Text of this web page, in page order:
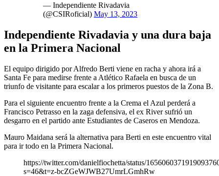
— Independiente Rivadavia
(@CSIRoficial) May 13, 2023
Independiente Rivadavia y una dura baja
en la Primera Nacional
El equipo dirigido por Alfredo Berti viene en racha y ahora irá a
Santa Fe para medirse frente a Atlético Rafaela en busca de un
triunfo de visitante para escalar a los primeros puestos de la Zona B.
Para el siguiente encuentro frente a la Crema el Azul perderá a
Francisco Petrasso en la zaga defensiva, el ex River sufrió un
desgarro en el partido ante Estudiantes de Caseros en Mendoza.
Mauro Maidana será la alternativa para Berti en este encuentro vital
para ir todo en la Primera Nacional.
https://twitter.com/danielfiochetta/status/
s=46&t=z-bcZGeWJWB27UmrLGmhRw